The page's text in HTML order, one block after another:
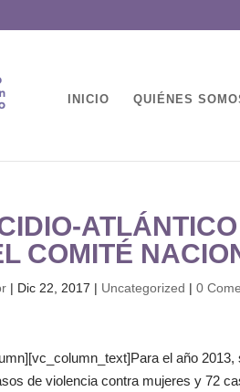
INICIO QUIÉNES
COMITÉ
| Dic 22, 2017 | Uncategorized |0
el año
de violencia contra mujeres y 72